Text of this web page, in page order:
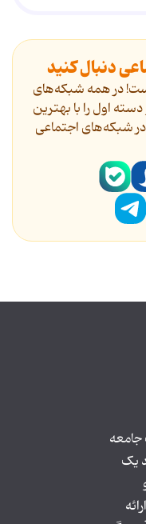
دنبال کنید
در همه شبکه‌های
اول را با بهترین
در شبکه‌های اجتماعی
جامعه
یک